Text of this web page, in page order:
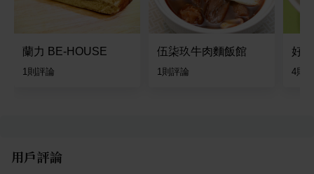
蘭力 BE-HOUSE
1則評論
伍柒玖牛肉麵飯館
1則評論
好
4則
用戶評論